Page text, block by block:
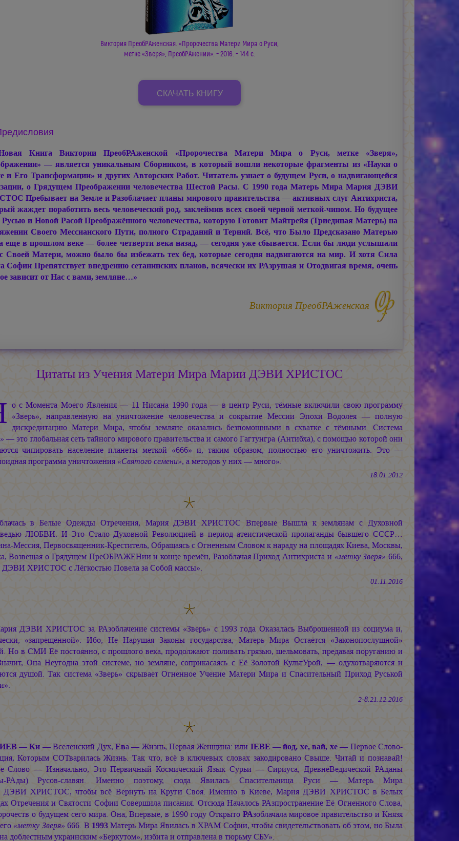
Виктория ПреобРАженская. «Пророчества Матери Мира о Руси,
метке «Зверя», ПреобРАжении». – 2016. – 144 с.
СКАЧАТЬ КНИГУ
нажмите чтобы скачать
8,7 MB PDF
Книга Виктории ПреобРАженской «Пророчества Матери Мира о Руси, метке «Зверя»,
— является уникальным Сборником, в который вошли некоторые фрагменты из «Науки о
и Его Трансформации» и других Авторских Работ. Читатель узнает о будущем Руси, о надвигающейся
о Грядущем Преображении человечества Шестой Расы. С 1990 года Матерь Мира Мария ДЭВИ
Пребывает на Земле и Разоблачает планы мирового правительства — активных слуг Антихриста,
жаждет поработить весь человеческий род, заклеймив всех своей чёрной меткой-чипом. Но будущее
и Новой Расой Преображённого человечества, которую Готовит Майтрейя (Триединая Матерь) на
Своего Мессианского Пути, полного Страданий и Терний. Всё, что Было Предсказано Матерью
ещё в прошлом веке — более четверти века назад, — сегодня уже сбывается. Если бы люди услышали
Своей Матери, можно было бы избежать тех бед, которые сегодня надвигаются на мир. И хотя Сила
Софии Препятствует внедрению сетанинских планов, всячески их РАзрушая и Отодвигая время, очень
зависит от Нас с вами, земляне…»
Виктория ПреобРАженская
Цитаты из Учения Матери Мира Марии ДЭВИ ХРИСТОС
о с Момента Моего Явления — 11 Нисана 1990 года — в центр Руси, тёмные включили свою программу
«Зверь», направленную на уничтожение человечества и сокрытие Мессии Эпохи Водолея — полную
дискредитацию Матери Мира, чтобы земляне оказались безпомощными в схватке с тёмными. Система
— это глобальная сеть тайного мирового правительства и самого Гагтунгра (Антибха), с помощью которой они
чипировать население планеты меткой «666» и, таким образом, полностью его уничтожить. Это —
программа уничтожения «Святого семени», а методов у них — много».
18.01.2012
в Белые Одежды Отречения, Мария ДЭВИ ХРИСТОС Впервые Вышла к землянам с Духовной
ЛЮБВИ. И Это Стало Духовной Революцией в период атеистической пропаганды бывшего СССР…
Мессия, Первосвященник-Креститель, Обращаясь с Огненным Словом к нараду на площадях Киева, Москвы,
Возвещая о Грядущем ПреОБРАЖЕНии и конце времён, Разоблачая Приход Антихриста и «метку Зверя» 666,
ДЭВИ ХРИСТОС с Лёгкостью Повела за Собой массы».
01.11.2016
ДЭВИ ХРИСТОС за РАзоблачение системы «Зверь» с 1993 года Оказалась Выброшенной из социума и,
«запрещённой». Ибо, Не Нарушая Законы государства, Матерь Мира Остаётся «Законопослушной»
Но в СМИ Её постоянно, с прошлого века, продолжают поливать грязью, шельмовать, предавая поруганию и
Она Неугодна этой системе, но земляне, соприкасаясь с Её Золотой КультУрой, — одухотваряются и
душой. Так система «Зверь» скрывает Огненное Учение Матери Мира и Спасительный Приход Руськой
2-8.21.12.2016
— Ки — Вселенский Дух,Ева — Жизнь, Первая Женщина: или IЕВЕ — йод, хе, вай, хе— Первое Слово-
Которым СОТварилась Жизнь. Так что, всё в ключевых словах закодировано Свыше. Читай и познавай!
Слово — Изначально, Это Первичный Космический Язык Сурьи — Сириуса, ДревнеВедической РАданы
РАды) Русов-славян. Именно поэтому, сюда Явилась Спасительница Руси — Матерь Мира
ДЭВИ ХРИСТОС, чтобы всё Вернуть на Круги Своя. Именно в Киеве, Мария ДЭВИ ХРИСТОС в Белых
Отречения и Святости Софии Совершила писания. Отсюда Началось РАзпространение Её Огненного Слова,
о будущем сего мира. Она, Впервые, в 1990 году Открыто РАзоблачала мировое правительство и Князя
«метку Зверя» 666. В 1993Матерь Мира Явилась в ХРАМ Софии, чтобы свидетельствовать об этом, но Была
доблестным украинским «Беркутом», избита и отправлена в тюрьму СБУ».